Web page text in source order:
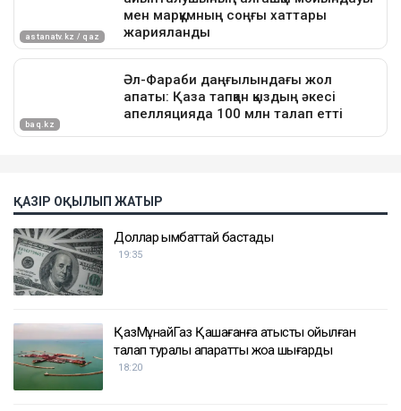
ҚАЗІР ОҚЫЛЫП ЖАТЫР
Доллар қымбаттай бастады
19:35
ҚазМұнайГаз Қашағанға қатысты қойылған
талап туралы ақпаратты жоққа шығарды
18:20